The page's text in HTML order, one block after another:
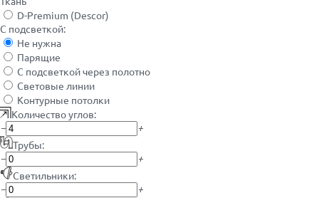
D-Premium (Descor)
С подсветкой:
Не нужна
Парящие
С подсветкой через полотно
Световые линии
Контурные потолки
Количество углов:
− +
Трубы:
− +
Светильники:
− +